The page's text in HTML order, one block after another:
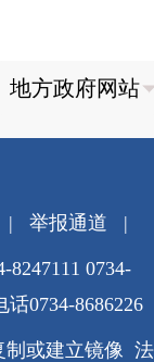
| 举报通道 |
8247111 0734-
话0734-8686226
制或建立镜像 法